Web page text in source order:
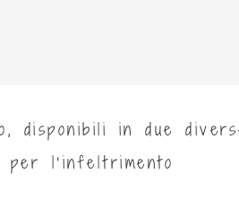
disponibili in due
per l'infeltrimento